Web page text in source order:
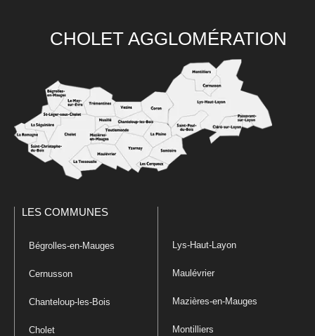
CHOLET AGGLOMÉRATION
LES COMMUNES
Bégrolles-en-Mauges
Cernusson
Chanteloup-les-Bois
Cholet
Lys-Haut-Layon
Maulévrier
Mazières-en-Mauges
Montilliers